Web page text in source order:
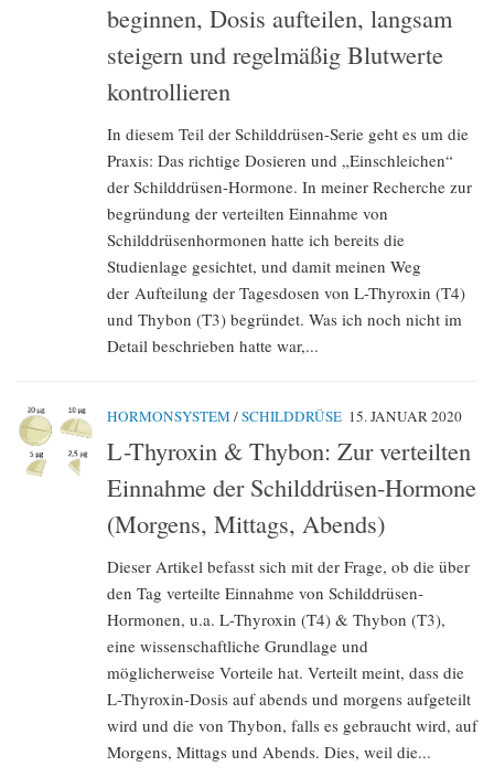
beginnen, Dosis aufteilen, langsam
steigern und regelmäßig Blutwerte
kontrollieren
In diesem Teil der Schilddrüsen-Serie geht es um die
Praxis: Das richtige Dosieren und „Einschleichen“
der Schilddrüsen-Hormone. In meiner Recherche zur
begründung der verteilten Einnahme von
Schilddrüsenhormonen hatte ich bereits die
Studienlage gesichtet, und damit meinen Weg
der Aufteilung der Tagesdosen von L-Thyroxin (T4)
und Thybon (T3) begründet. Was ich noch nicht im
Detail beschrieben hatte war,...
HORMONSYSTEM /SCHILDDRÜSE 15. JANUAR 2020
L-Thyroxin & Thybon: Zur verteilten
Einnahme der Schilddrüsen-Hormone
(Morgens, Mittags, Abends)
Dieser Artikel befasst sich mit der Frage, ob die über
den Tag verteilte Einnahme von Schilddrüsen-
Hormonen, u.a. L-Thyroxin (T4) & Thybon (T3),
eine wissenschaftliche Grundlage und
möglicherweise Vorteile hat. Verteilt meint, dass die
L-Thyroxin-Dosis auf abends und morgens aufgeteilt
wird und die von Thybon, falls es gebraucht wird, auf
Morgens, Mittags und Abends. Dies, weil die...